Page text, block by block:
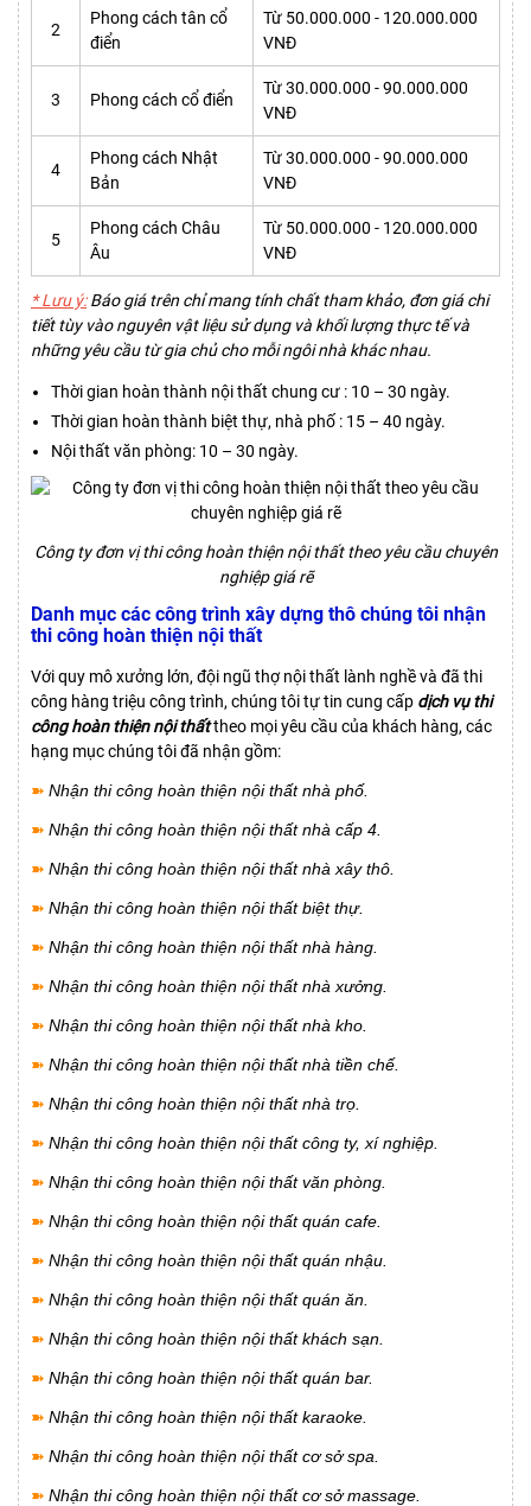
2
Phong cách tân cổ
điển
Từ 50.000.000 - 120.000.000
VNĐ
3 Phong cách cổ điển
Từ 30.000.000 - 90.000.000
VNĐ
4
Phong cách Nhật
Bản
Từ 30.000.000 - 90.000.000
VNĐ
5
Phong cách Châu
Âu
Từ 50.000.000 - 120.000.000
VNĐ
* Lưu ý:Báo giá trên chỉ mang tính chất tham khảo, đơn giá chi
tiết tùy vào nguyên vật liệu sử dụng và khối lượng thực tế và
những yêu cầu từ gia chủ cho mỗi ngôi nhà khác nhau.
Thời gian hoàn thành nội thất chung cư : 10 – 30 ngày.
Thời gian hoàn thành biệt thự, nhà phố : 15 – 40 ngày.
Nội thất văn phòng: 10 – 30 ngày.
Công ty đơn vị thi công hoàn thiện nội thất theo yêu cầu chuyên
nghiệp giá rẽ
Danh mục các công trình xây dựng thô chúng tôi nhận
thi công hoàn thiện nội thất
Với quy mô xưởng lớn, đội ngũ thợ nội thất lành nghề và đã thi
công hàng triệu công trình, chúng tôi tự tin cung cấp dịch vụ thi
công hoàn thiện nội thấttheo mọi yêu cầu của khách hàng, các
hạng mục chúng tôi đã nhận gồm:
➽ Nhận thi công hoàn thiện nội thất nhà phố.
➽ Nhận thi công hoàn thiện nội thất nhà cấp 4.
➽ Nhận thi công hoàn thiện nội thất nhà xây thô.
➽ Nhận thi công hoàn thiện nội thất biệt thự.
➽ Nhận thi công hoàn thiện nội thất nhà hàng.
➽ Nhận thi công hoàn thiện nội thất nhà xưởng.
➽ Nhận thi công hoàn thiện nội thất nhà kho.
➽ Nhận thi công hoàn thiện nội thất nhà tiền chế.
➽ Nhận thi công hoàn thiện nội thất nhà trọ.
➽ Nhận thi công hoàn thiện nội thất công ty, xí nghiệp.
➽ Nhận thi công hoàn thiện nội thất văn phòng.
➽ Nhận thi công hoàn thiện nội thất quán cafe.
➽ Nhận thi công hoàn thiện nội thất quán nhậu.
➽ Nhận thi công hoàn thiện nội thất quán ăn.
➽ Nhận thi công hoàn thiện nội thất khách sạn.
➽ Nhận thi công hoàn thiện nội thất quán bar.
➽ Nhận thi công hoàn thiện nội thất karaoke.
➽ Nhận thi công hoàn thiện nội thất cơ sở spa.
➽ Nhận thi công hoàn thiện nội thất cơ sở massage.